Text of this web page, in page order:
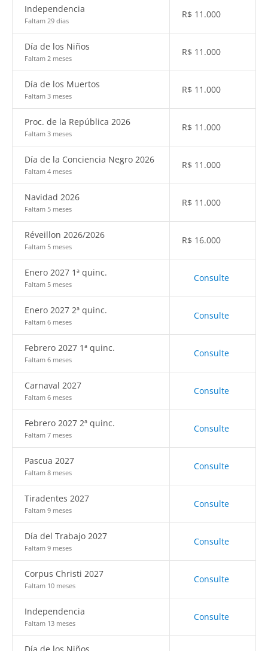
Independencia
Faltam 29 dias
R$ 11.000
Día de los Niños
Faltam 2 meses
R$ 11.000
Día de los Muertos
Faltam 3 meses
R$ 11.000
Proc. de la República 2026
Faltam 3 meses
R$ 11.000
Día de la Conciencia Negro 2026
Faltam 4 meses
R$ 11.000
Navidad 2026
Faltam 5 meses
R$ 11.000
Réveillon 2026/2026
Faltam 5 meses
R$ 16.000
Enero 2027 1ª quinc.
Faltam 5 meses
Consulte
Enero 2027 2ª quinc.
Faltam 6 meses
Consulte
Febrero 2027 1ª quinc.
Faltam 6 meses
Consulte
Carnaval 2027
Faltam 6 meses
Consulte
Febrero 2027 2ª quinc.
Faltam 7 meses
Consulte
Pascua 2027
Faltam 8 meses
Consulte
Tiradentes 2027
Faltam 9 meses
Consulte
Día del Trabajo 2027
Faltam 9 meses
Consulte
Corpus Christi 2027
Faltam 10 meses
Consulte
Independencia
Faltam 13 meses
Consulte